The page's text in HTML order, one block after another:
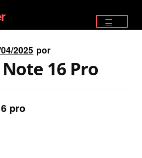
2025 por
16 Pro
pro